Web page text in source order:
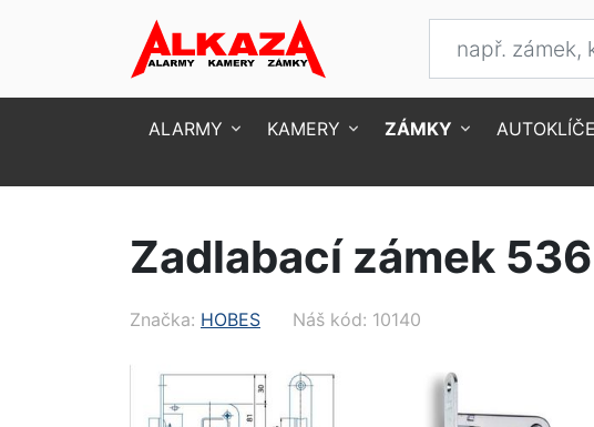
Zadlabací zámek
Značka: HOBES Náš kód: 10140
ALARMY KAMERY ZÁMKY AUTOKLÍČE